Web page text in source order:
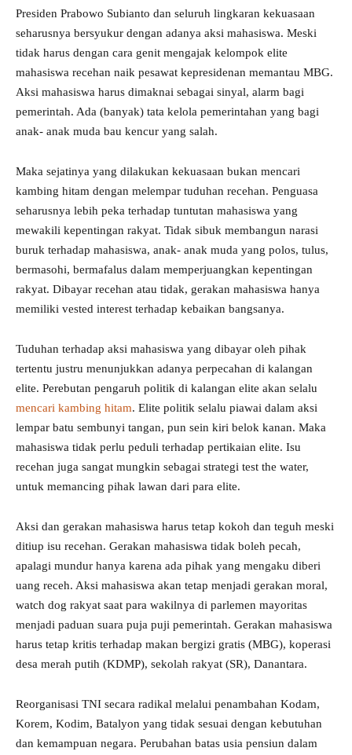
Presiden Prabowo Subianto dan seluruh lingkaran kekuasaan
seharusnya bersyukur dengan adanya aksi mahasiswa. Meski
tidak harus dengan cara genit mengajak kelompok elite
mahasiswa recehan naik pesawat kepresidenan memantau MBG.
Aksi mahasiswa harus dimaknai sebagai sinyal, alarm bagi
pemerintah. Ada (banyak) tata kelola pemerintahan yang bagi
anak- anak muda bau kencur yang salah.
Maka sejatinya yang dilakukan kekuasaan bukan mencari
kambing hitam dengan melempar tuduhan recehan. Penguasa
seharusnya lebih peka terhadap tuntutan mahasiswa yang
mewakili kepentingan rakyat. Tidak sibuk membangun narasi
buruk terhadap mahasiswa, anak- anak muda yang polos, tulus,
bermasohi, bermafalus dalam memperjuangkan kepentingan
rakyat. Dibayar recehan atau tidak, gerakan mahasiswa hanya
memiliki vested interest terhadap kebaikan bangsanya.
Tuduhan terhadap aksi mahasiswa yang dibayar oleh pihak
tertentu justru menunjukkan adanya perpecahan di kalangan
elite. Perebutan pengaruh politik di kalangan elite akan selalu
mencari kambing hitam. Elite politik selalu piawai dalam aksi
lempar batu sembunyi tangan, pun sein kiri belok kanan. Maka
mahasiswa tidak perlu peduli terhadap pertikaian elite. Isu
recehan juga sangat mungkin sebagai strategi test the water,
untuk memancing pihak lawan dari para elite.
Aksi dan gerakan mahasiswa harus tetap kokoh dan teguh meski
ditiup isu recehan. Gerakan mahasiswa tidak boleh pecah,
apalagi mundur hanya karena ada pihak yang mengaku diberi
uang receh. Aksi mahasiswa akan tetap menjadi gerakan moral,
watch dog rakyat saat para wakilnya di parlemen mayoritas
menjadi paduan suara puja puji pemerintah. Gerakan mahasiswa
harus tetap kritis terhadap makan bergizi gratis (MBG), koperasi
desa merah putih (KDMP), sekolah rakyat (SR), Danantara.
Reorganisasi TNI secara radikal melalui penambahan Kodam,
Korem, Kodim, Batalyon yang tidak sesuai dengan kebutuhan
dan kemampuan negara. Perubahan batas usia pensiun dalam